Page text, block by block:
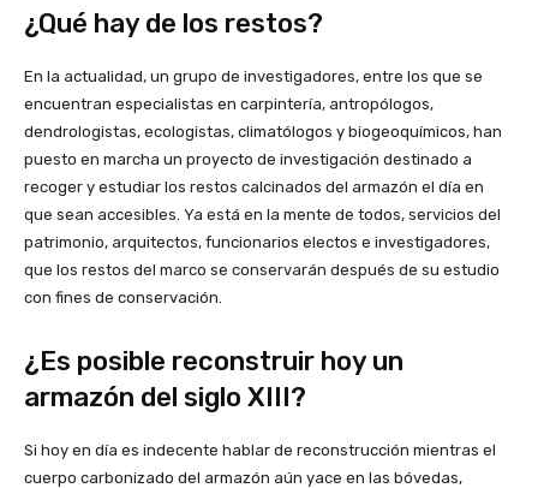
¿Qué hay de los restos?
En la actualidad, un grupo de investigadores, entre los que se
encuentran especialistas en carpintería, antropólogos,
dendrologistas, ecologistas, climatólogos y biogeoquímicos, han
puesto en marcha un proyecto de investigación destinado a
recoger y estudiar los restos calcinados del armazón el día en
que sean accesibles. Ya está en la mente de todos, servicios del
patrimonio, arquitectos, funcionarios electos e investigadores,
que los restos del marco se conservarán después de su estudio
con fines de conservación.
¿Es posible reconstruir hoy un
armazón del siglo XIII?
Si hoy en día es indecente hablar de reconstrucción mientras el
cuerpo carbonizado del armazón aún yace en las bóvedas,